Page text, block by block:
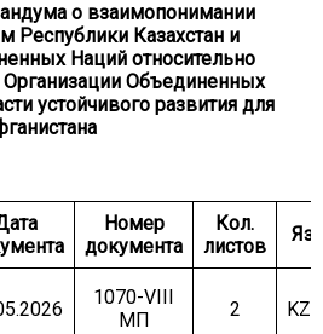
о взаимопонимании
Республики Казахстан и
Наций относительно
Организации Объединенных
устойчивого развития для
Номер
документа
Кол.
листов
1070-VIII
МП
2 KZ/
И РАЗВИТИЮ
КУЛЬТУРНОМУ
ПОЛИТИКЕ,
РАЗВИТИЮ И